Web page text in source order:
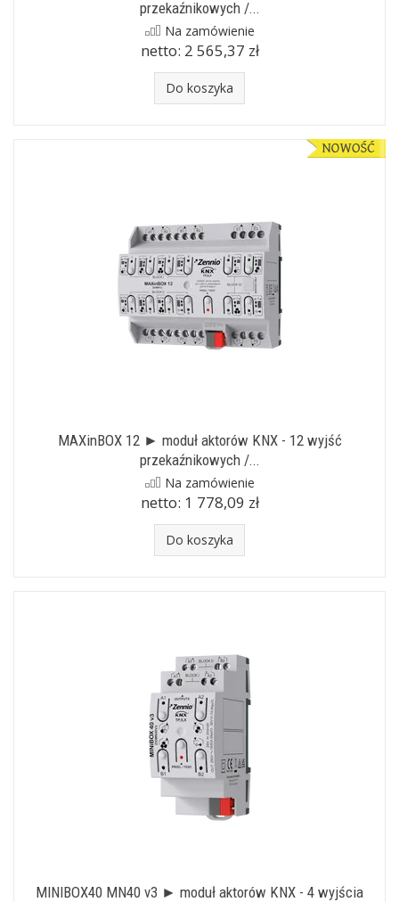
przekaźnikowych /...
Na zamówienie
netto: 2 565,37 zł
Do koszyka
MAXinBOX 12 ► moduł aktorów KNX - 12 wyjść
przekaźnikowych /...
Na zamówienie
netto: 1 778,09 zł
Do koszyka
MINIBOX40 MN40 v3 ► moduł aktorów KNX - 4 wyjścia